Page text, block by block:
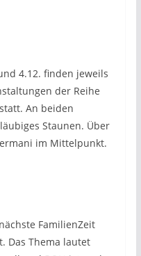
4.12. finden jeweils
der Reihe
An beiden
Staunen. Über
im Mittelpunkt.
FamilienZeit
Das Thema lautet